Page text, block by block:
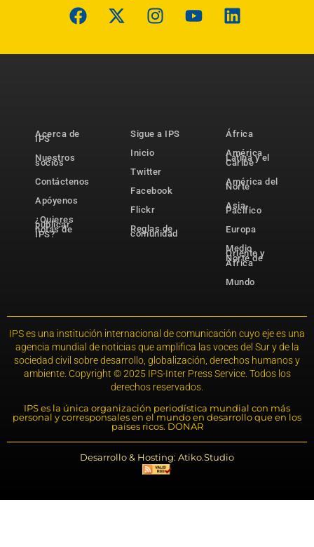
Acerca de
IPS
Nuestros
socios
Contáctenos
Apóyenos
¿Quieres
publicar
notas de
IPS?
Sigue a IPS
Inicio
Twitter
Facebook
Flickr
Reglas de
comunidad
África
América
Latina y el
Caribe
América del
Norte
Asia-
Pacífico
Europa
Medio
Oriente y
Norte de
África
Mundo
IPS es una institución internacional de comunicación cuyo eje es una
agencia mundial de noticias que amplifica las voces del Sur y de la
sociedad civil sobre desarrollo, globalización, derechos humanos y
ambiente. Copyright © 2025 IPS-Inter Press Service. Todos los
derechos reservados.
IPS es la única organización periodística mundial con más
personal y corresponsales en el mundo en desarrollo que en los
países ricos. DONAR
Desarrollo & Hosting: Atiko.Studio